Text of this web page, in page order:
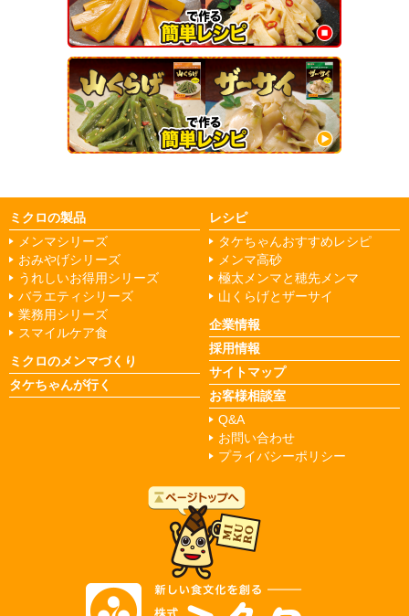
ミクロの製品
メンマシリーズ
おみやげシリーズ
うれしいお得用シリーズ
バラエティシリーズ
業務用シリーズ
スマイルケア食
ミクロのメンマづくり
タケちゃんが行く
レシピ
タケちゃんおすすめレシピ
メンマ高砂
極太メンマと穂先メンマ
山くらげとザーサイ
企業情報
採用情報
サイトマップ
お客様相談室
Q&A
お問い合わせ
プライバシーポリシー